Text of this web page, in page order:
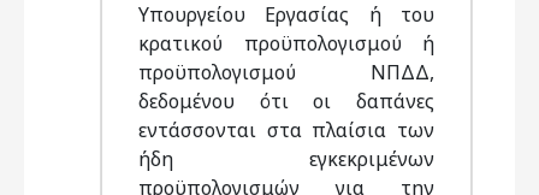
Υπουργείου Εργασίας ή του
κρατικού προϋπολογισμού ή
προϋπολογισμού ΝΠΔΔ,
δεδομένου ότι οι δαπάνες
εντάσσονται στα πλαίσια των
ήδη εγκεκριμένων
προϋπολογισμών για την